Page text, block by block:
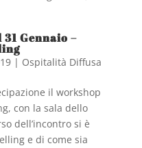
Gennaio –
| Ospitalità Diffusa
il workshop
con la sala dello
dell’incontro si è
e di come sia